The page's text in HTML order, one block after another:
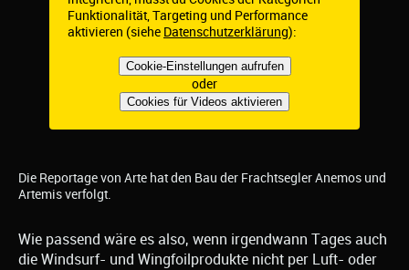
Funktionalität, Targeting und Performance
aktivieren (siehe Datenschutzerklärung):
Cookie-Einstellungen aufrufen
oder
Cookies für Videos aktivieren
Die Reportage von Arte hat den Bau der Frachtsegler Anemos und
Artemis verfolgt.
Wie passend wäre es also, wenn irgendwann Tages auch
die Windsurf- und Wingfoilprodukte nicht per Luft- oder